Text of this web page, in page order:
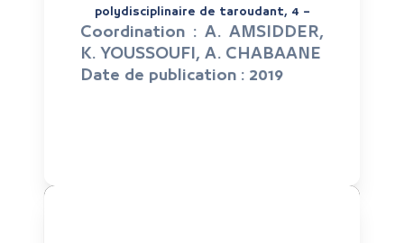
polydisciplinaire de taroudant, 4 –
Coordination : A. AMSIDDER,
K. YOUSSOUFI, A. CHABAANE
Date de publication : 2019